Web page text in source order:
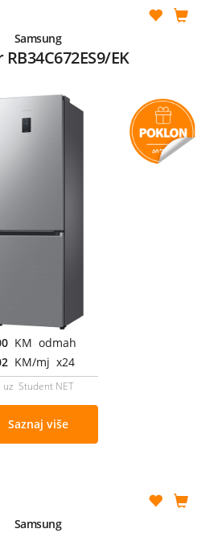
Samsung
EK
KM odmah
KM/mj x24
uz Student NET
Saznaj više
Samsung